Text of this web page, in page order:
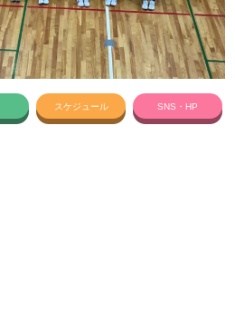
スケジュール SNS・HP